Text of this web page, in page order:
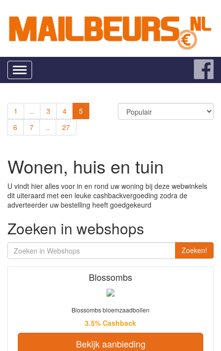
Toggle
navigation
1 .. 3 4
5
6
7 .. 27
Wonen, huis en tuin
U vindt hier alles voor in en rond uw woning bij deze webwinkels
dit uiteraard met een leuke cashbackvergoeding zodra de
adverteerder uw bestelling heeft goedgekeurd
Zoeken in webshops
Zoeken!
Blossombs
Blossombs bloemzaadbollen
3.5% Cashback
Bekijk aanbieding